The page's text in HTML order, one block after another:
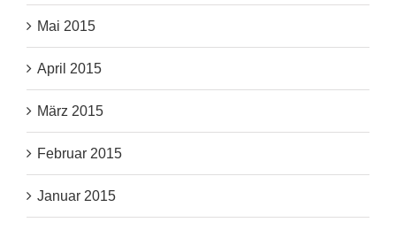
Mai 2015
April 2015
März 2015
Februar 2015
Januar 2015